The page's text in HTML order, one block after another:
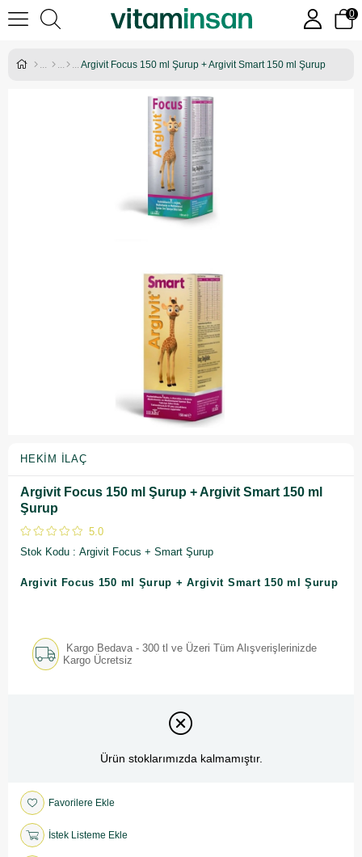
0
Argivit Focus 150 ml Şurup + Argivit Smart 150 ml Şurup
HEKIM İLAÇ
Argivit Focus 150 ml Şurup + Argivit Smart 150 ml
Şurup
5.0
Stok Kodu
Argivit Focus + Smart Şurup
Argivit Focus 150 ml Şurup + Argivit Smart 150 ml Şurup
Kargo Bedava - 300 tl ve Üzeri Tüm Alışverişlerinizde
Kargo Ücretsiz
Ürün stoklarımızda kalmamıştır.
Favorilere Ekle
İstek Listeme Ekle